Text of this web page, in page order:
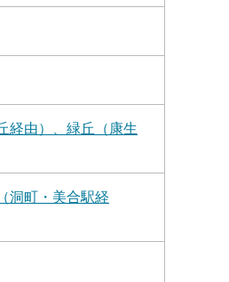
経由）、緑丘（康生
洞町・美合駅経